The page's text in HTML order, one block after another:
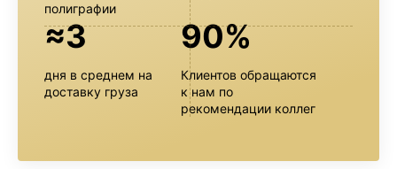
полиграфии
≈3
дня в среднем на
доставку груза
90%
Клиентов обращаются
к нам по
рекомендации коллег